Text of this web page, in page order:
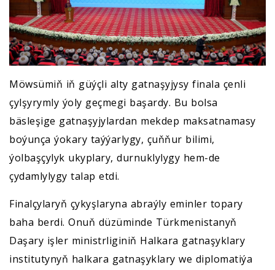
Möwsümiň iň güýçli alty gatnaşyjysy finala çenli
çylşyrymly ýoly geçmegi başardy. Bu bolsa
bäsleşige gatnaşyjylardan mekdep maksatnamasy
boýunça ýokary taýýarlygy, çuňňur bilimi,
ýolbaşçylyk ukyplary, durnuklylygy hem-de
çydamlylygy talap etdi.
Finalçylaryň çykyşlaryna abraýly eminler topary
baha berdi. Onuň düzüminde Türkmenistanyň
Daşary işler ministrliginiň Halkara gatnaşyklary
institutynyň halkara gatnaşyklary we diplomatiýa